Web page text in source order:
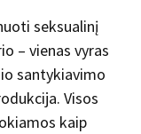
seksualinį
– vienas vyras
santykiavimo
Visos
kaip